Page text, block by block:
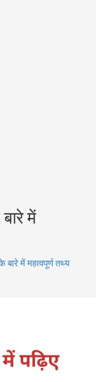
में
में महत्‍वपूर्ण तथ्‍य